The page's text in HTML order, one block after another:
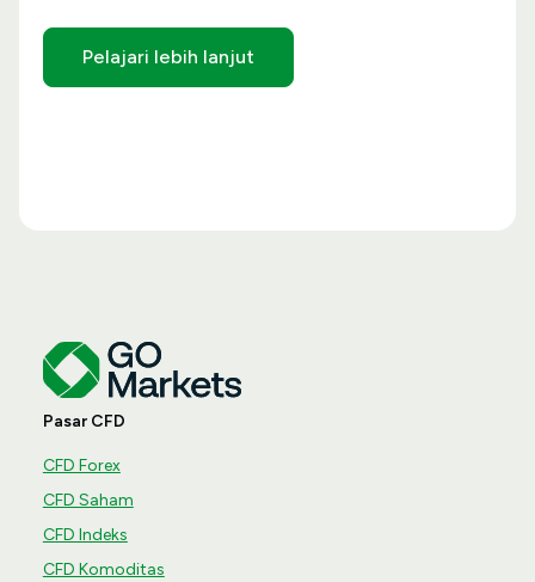
Pelajari lebih lanjut
Pasar CFD
CFD Forex
CFD Saham
CFD Indeks
CFD Komoditas